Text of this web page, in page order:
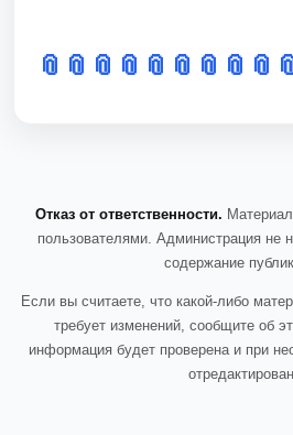
📎 📎 📎 📎 📎 📎 📎 📎 📎
Отказ от ответственности.
пользователями. Администрация не
содержание
Если вы считаете, что какой-либо
требует изменений, сообщите об
информация будет проверена и при